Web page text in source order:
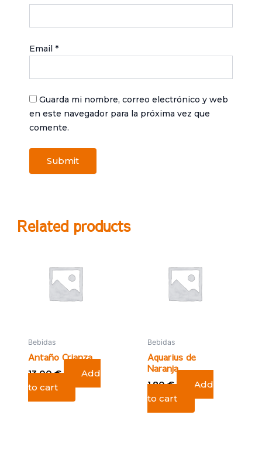
Email *
Guarda mi nombre, correo electrónico y web
en este navegador para la próxima vez que
comente.
Related products
Bebidas
Antaño Crianza
13,00€
Add
to cart
Bebidas
Aquarius de
Naranja
1,80€
Add
to cart